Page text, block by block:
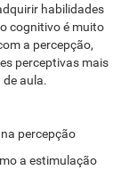
habilidades
cognitivo é muito
a percepção,
perceptivas mais
aula.
percepção
a estimulação